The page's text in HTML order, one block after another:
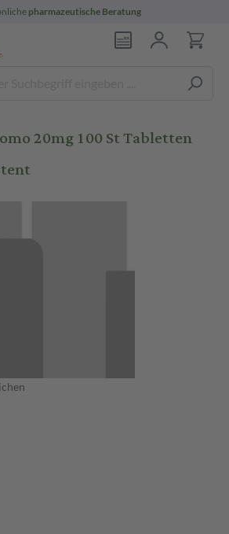
pharmazeutische Beratung
20mg 100 St Tabletten